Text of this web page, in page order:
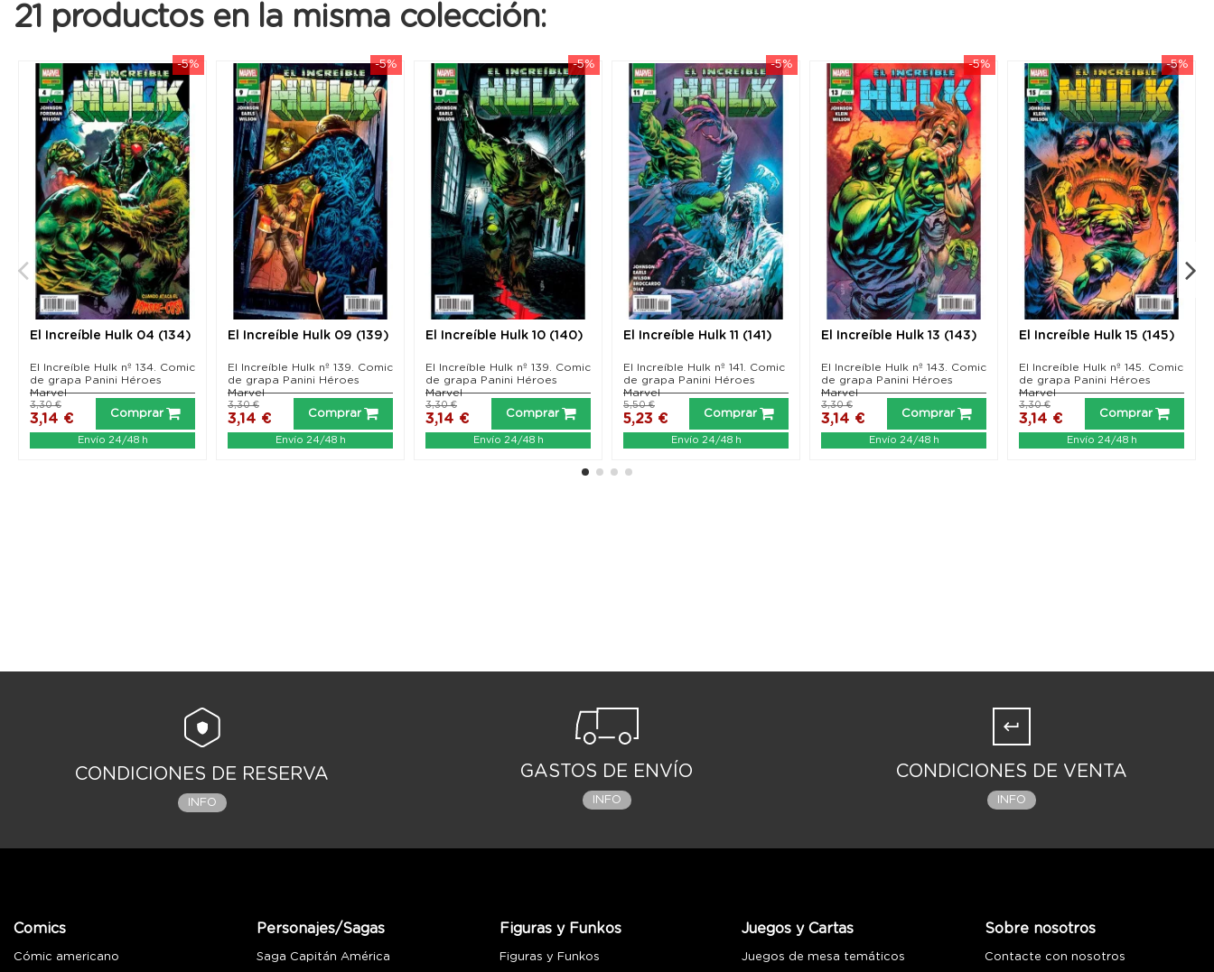
21 productos en la misma colección:
-5%
El Increíble Hulk 04 (134)
El Increíble Hulk nº 134. Comic
de grapa Panini Héroes
Marvel
3,14 €
3,30 €
Comprar
Envío 24/48 h
-5%
El Increíble Hulk 09 (139)
El Increíble Hulk nº 139. Comic
de grapa Panini Héroes
Marvel
3,14 €
3,30 €
Comprar
Envío 24/48 h
-5%
El Increíble Hulk 10 (140)
El Increíble Hulk nº 139. Comic
de grapa Panini Héroes
Marvel
3,14 €
3,30 €
Comprar
Envío 24/48 h
-5%
El Increíble Hulk 11 (141)
El Increíble Hulk nº 141. Comic
de grapa Panini Héroes
Marvel
5,23 €
5,50 €
Comprar
Envío 24/48 h
-5%
El Increíble Hulk 13 (143)
El Increíble Hulk nº 143. Comic
de grapa Panini Héroes
Marvel
3,14 €
3,30 €
Comprar
Envío 24/48 h
-5%
El Increíble Hulk 15 (145)
El Increíble Hulk nº 145. Comic
de grapa Panini Héroes
Marvel
3,14 €
3,30 €
Comprar
Envío 24/48 h
CONDICIONES DE RESERVA
INFO
GASTOS DE ENVÍO
INFO
CONDICIONES DE VENTA
INFO
Comics
Cómic americano
Personajes/Sagas
Saga Capitán América
Figuras y Funkos
Figuras y Funkos
Juegos y Cartas
Juegos de mesa temáticos
Sobre nosotros
Contacte con nosotros